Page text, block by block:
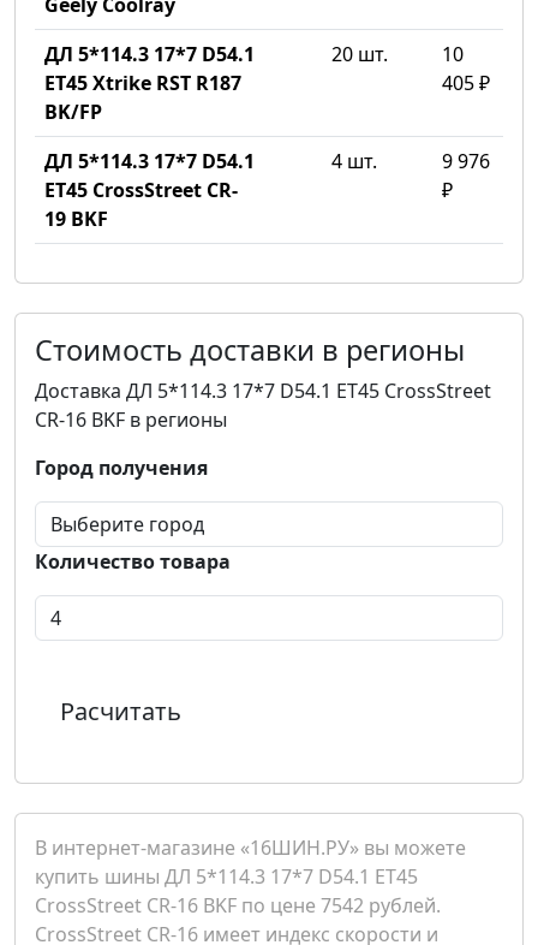
ДЛ 5*114.3 17*7 D54.1
ET45 Xtrike RST R187
BK/FP
20 шт.
10
405 ₽
ДЛ 5*114.3 17*7 D54.1
ET45 CrossStreet CR-
19 BKF
4 шт.
9 976
₽
Стоимость доставки в регионы
Доставка ДЛ 5*114.3 17*7 D54.1 ET45 CrossStreet
CR-16 BKF в регионы
Город получения
Количество товара
Расчитать
В интернет-магазине «16ШИН.РУ» вы можете
купить шины ДЛ 5*114.3 17*7 D54.1 ET45
CrossStreet CR-16 BKF по цене 7542 рублей.
CrossStreet CR-16 имеет индекс скорости и